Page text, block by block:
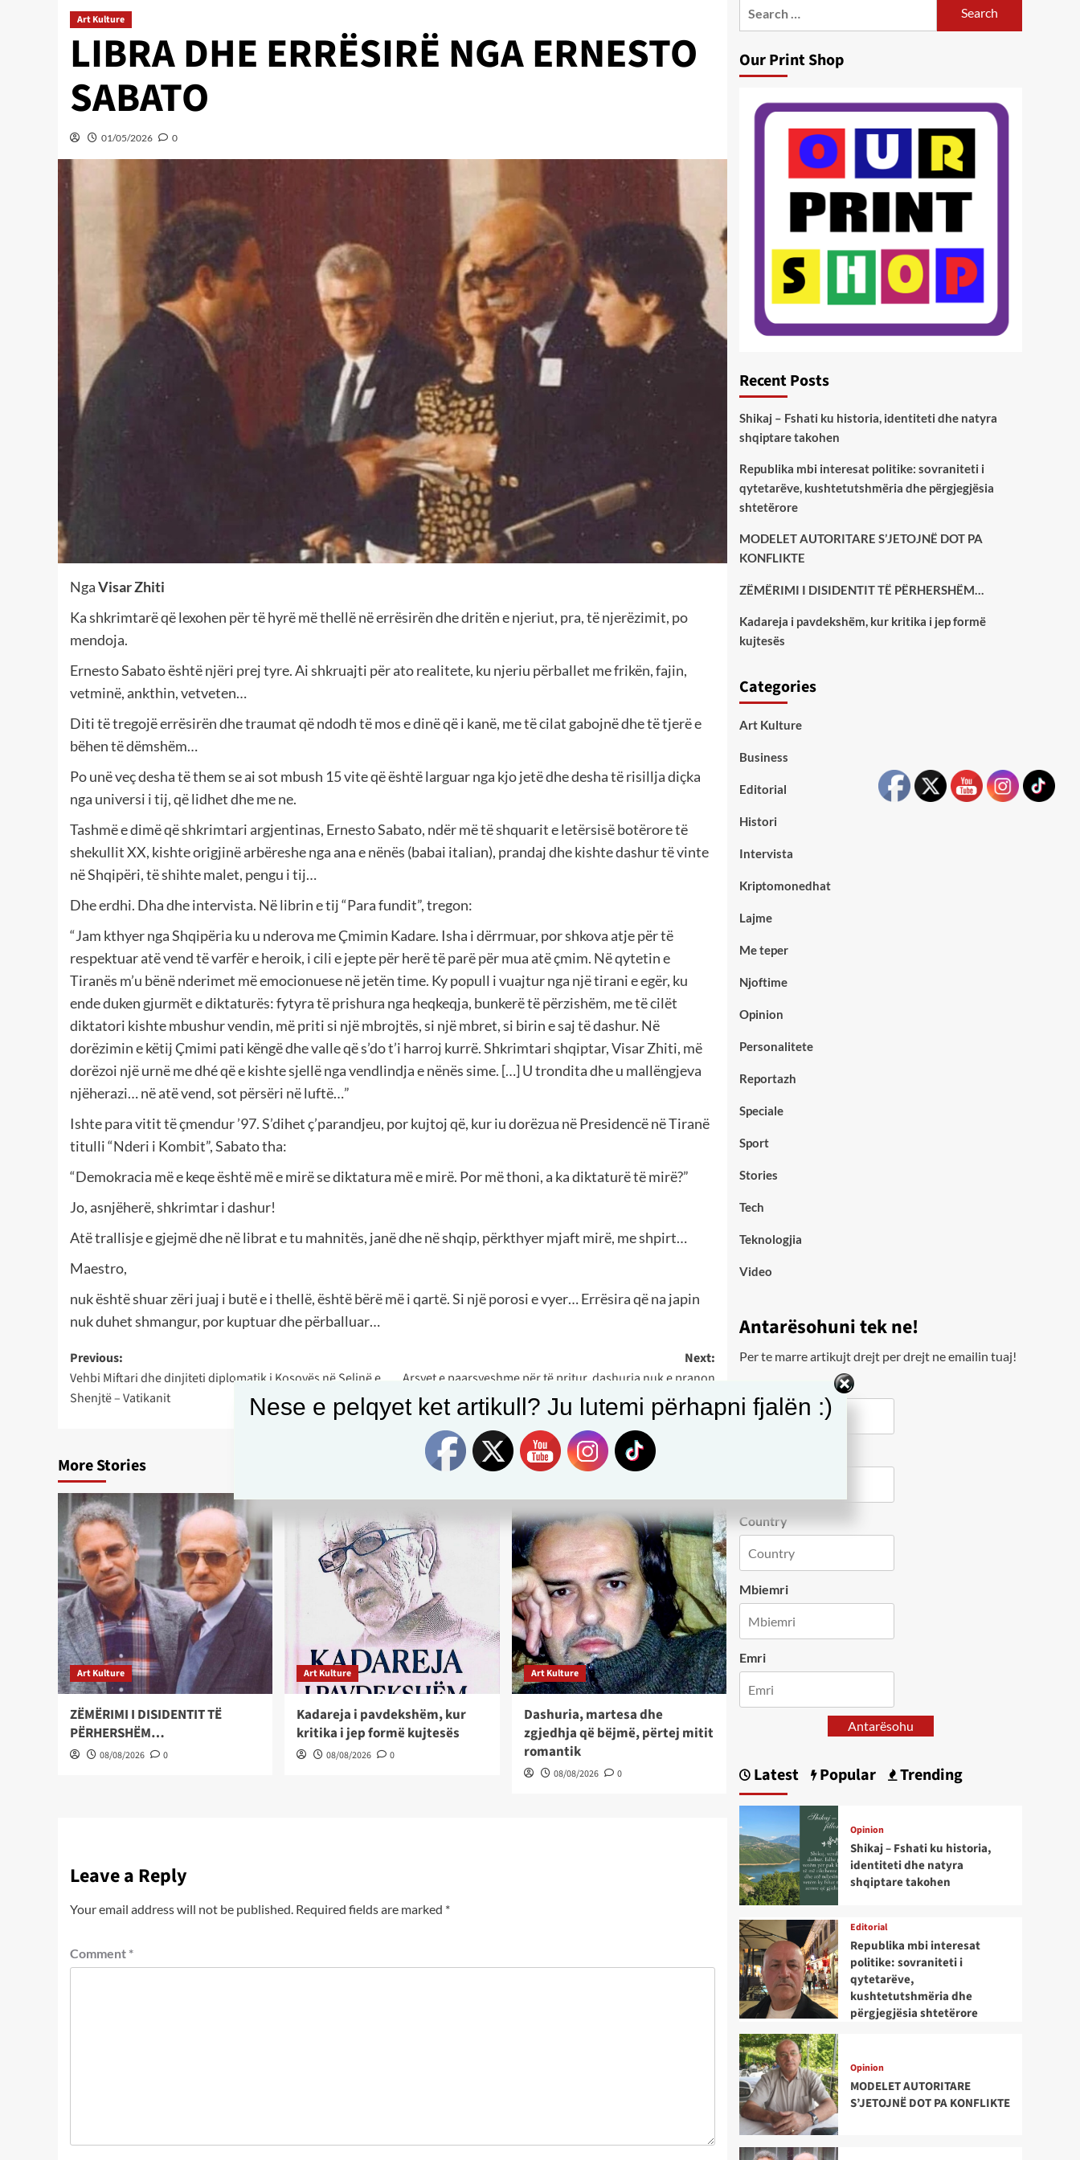
Art Kulture
LIBRA DHE ERRËSIRË NGA ERNESTO
SABATO
01/05/2026 0
NgaVisar Zhiti
Ka shkrimtarë që lexohen për të hyrë më thellë në errësirën dhe dritën e njeriut, pra, të njerëzimit, po
mendoja.
Ernesto Sabato është njëri prej tyre. Ai shkruajti për ato realitete, ku njeriu përballet me frikën, fajin,
vetminë, ankthin, vetveten…
Diti të tregojë errësirën dhe traumat që ndodh të mos e dinë që i kanë, me të cilat gabojnë dhe të tjerë e
bëhen të dëmshëm…
Po unë veç desha të them se ai sot mbush 15 vite që është larguar nga kjo jetë dhe desha të risillja diçka
nga universi i tij, që lidhet dhe me ne.
Tashmë e dimë që shkrimtari argjentinas, Ernesto Sabato, ndër më të shquarit e letërsisë botërore të
shekullit XX, kishte origjinë arbëreshe nga ana e nënës (babai italian), prandaj dhe kishte dashur të vinte
në Shqipëri, të shihte malet, pengu i tij…
Dhe erdhi. Dha dhe intervista. Në librin e tij “Para fundit”, tregon:
“Jam kthyer nga Shqipëria ku u nderova me Çmimin Kadare. Isha i dërrmuar, por shkova atje për të
respektuar atë vend të varfër e heroik, i cili e jepte për herë të parë për mua atë çmim. Në qytetin e
Tiranës m’u bënë nderimet më emocionuese në jetën time. Ky popull i vuajtur nga një tirani e egër, ku
ende duken gjurmët e diktaturës: fytyra të prishura nga heqkeqja, bunkerë të përzishëm, me të cilët
diktatori kishte mbushur vendin, më priti si një mbrojtës, si një mbret, si birin e saj të dashur. Në
dorëzimin e këtij Çmimi pati këngë dhe valle që s’do t’i harroj kurrë. Shkrimtari shqiptar, Visar Zhiti, më
dorëzoi një urnë me dhé që e kishte sjellë nga vendlindja e nënës sime. […] U trondita dhe u mallëngjeva
njëherazi… në atë vend, sot përsëri në luftë…”
Ishte para vitit të çmendur ’97. S’dihet ç’parandjeu, por kujtoj që, kur iu dorëzua në Presidencë në Tiranë
titulli “Nderi i Kombit”, Sabato tha:
“Demokracia më e keqe është më e mirë se diktatura më e mirë. Por më thoni, a ka diktaturë të mirë?”
Jo, asnjëherë, shkrimtar i dashur!
Atë trallisje e gjejmë dhe në librat e tu mahnitës, janë dhe në shqip, përkthyer mjaft mirë, me shpirt…
Maestro,
nuk është shuar zëri juaj i butë e i thellë, është bërë më i qartë. Si një porosi e vyer… Errësira që na japin
nuk duhet shmangur, por kuptuar dhe përballuar…
Post
navigation
Previous:
Vehbi Miftari dhe dinjiteti diplomatik i Kosovës në Selinë e
Shenjtë – Vatikanit
Next:
Arsyet e paarsyeshme për të pritur, dashuria nuk e pranon
“pastaj”, ajo do “tani”
More Stories
Art Kulture
ZËMËRIMI I DISIDENTIT TË
PËRHERSHËM…
08/08/2026 0
Art Kulture
Kadareja i pavdekshëm, kur
kritika i jep formë kujtesës
08/08/2026 0
Art Kulture
Dashuria, martesa dhe
zgjedhja që bëjmë, përtej mitit
romantik
08/08/2026 0
Leave a Reply
Your email address will not be published. Required fields are marked *
Comment *
Our Print Shop
Recent Posts
Shikaj – Fshati ku historia, identiteti dhe natyra
shqiptare takohen
Republika mbi interesat politike: sovraniteti i
qytetarëve, kushtetutshmëria dhe përgjegjësia
shtetërore
MODELET AUTORITARE S’JETOJNË DOT PA
KONFLIKTE
ZËMËRIMI I DISIDENTIT TË PËRHERSHËM…
Kadareja i pavdekshëm, kur kritika i jep formë
kujtesës
Categories
Art Kulture
Business
Editorial
Histori
Intervista
Kriptomonedhat
Lajme
Me teper
Njoftime
Opinion
Personalitete
Reportazh
Speciale
Sport
Stories
Tech
Teknologjia
Video
Antarësohuni tek ne!
Per te marre artikujt drejt per drejt ne emailin tuaj!
Country
Mbiemri
Emri
Antarësohu
Latest Popular Trending
Opinion
Shikaj – Fshati ku historia,
identiteti dhe natyra
shqiptare takohen
Editorial
Republika mbi interesat
politike: sovraniteti i
qytetarëve,
kushtetutshmëria dhe
përgjegjësia shtetërore
Opinion
MODELET AUTORITARE
S’JETOJNË DOT PA KONFLIKTE
Nese e pelqyet ket artikull? Ju lutemi përhapni fjalën :)